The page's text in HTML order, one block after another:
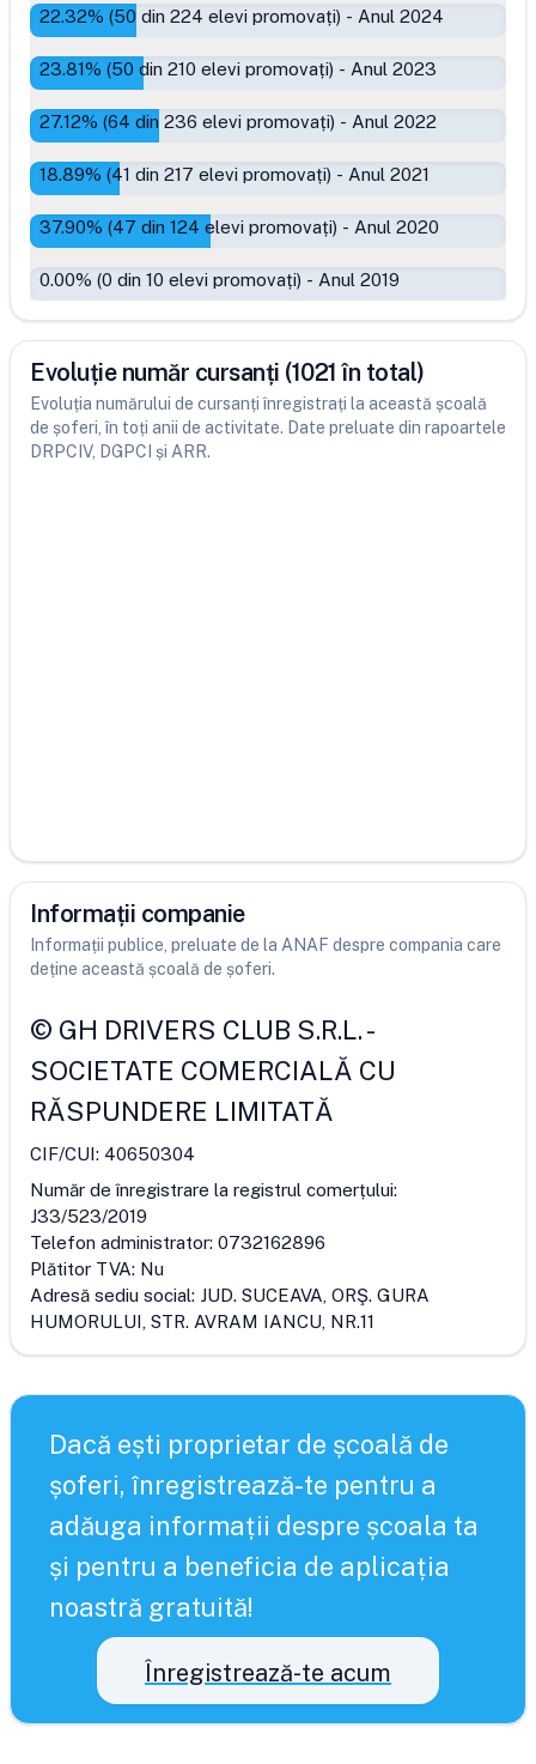
22.32% (50 din 224 elevi promovați) - Anul 2024
23.81% (50 din 210 elevi promovați) - Anul 2023
27.12% (64 din 236 elevi promovați) - Anul 2022
18.89% (41 din 217 elevi promovați) - Anul 2021
37.90% (47 din 124 elevi promovați) - Anul 2020
0.00% (0 din 10 elevi promovați) - Anul 2019
Evoluție număr cursanți (1021 în total)
Evoluția numărului de cursanți înregistrați la această școală
de șoferi, în toți anii de activitate. Date preluate din rapoartele
DRPCIV, DGPCI și ARR.
Informații companie
Informații publice, preluate de la ANAF despre compania care
deține această școală de șoferi.
© GH DRIVERS CLUB S.R.L.-
SOCIETATE COMERCIALĂ CU
RĂSPUNDERE LIMITATĂ
CIF/CUI: 40650304
Număr de înregistrare la registrul comerțului:
J33/523/2019
Telefon administrator: 0732162896
Plătitor TVA: Nu
Adresă sediu social: JUD. SUCEAVA, ORŞ. GURA
HUMORULUI, STR. AVRAM IANCU, NR.11
Dacă ești proprietar de școală de
șoferi, înregistrează-te pentru a
adăuga informații despre școala ta
și pentru a beneficia de aplicația
noastră gratuită!
Înregistrează-te acum